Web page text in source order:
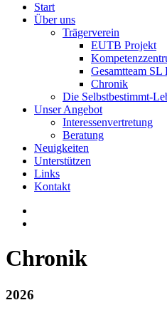
Start
Über uns
Trägerverein
EUTB Projekt
Gesamtteam SL
Chronik
Die Selbstbestimmt-
Unser Angebot
Interessenvertretung
Beratung
Neuigkeiten
Unterstützen
Links
Kontakt
Chronik
2026